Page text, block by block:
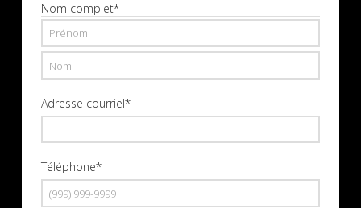
Nom complet*
Prénom
Adresse courriel*
Téléphone*